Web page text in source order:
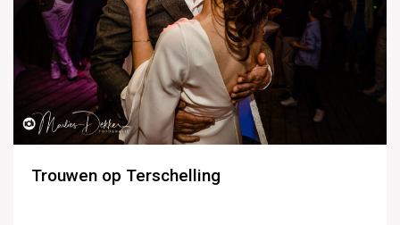
Trouwen op Terschelling